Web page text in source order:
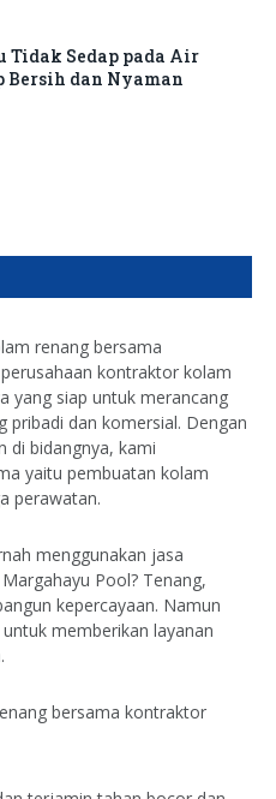
Tidak Sedap pada Air
Bersih dan Nyaman
renang bersama
kontraktor kolam
yang siap untuk merancang
pribadi dan komersial. Dengan
di bidangnya, kami
yaitu pembuatan kolam
perawatan.
menggunakan jasa
Pool? Tenang,
kepercayaan. Namun
memberikan layanan
bersama kontraktor